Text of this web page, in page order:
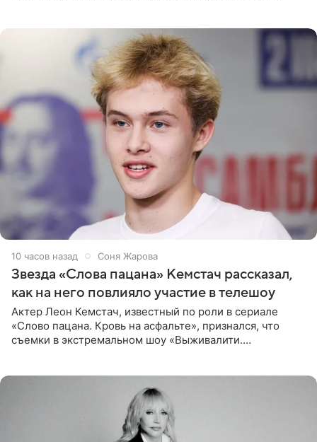
10 часов назад Соня Жарова
Звезда «Слова пацана» Кемстач рассказал,
как на него повлияло участие в телешоу
Актер Леон Кемстач, известный по роли в сериале
«Слово пацана. Кровь на асфальте», признался, что
съемки в экстремальном шоу «Выживалити.